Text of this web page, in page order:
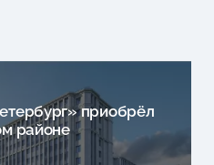
приобрёл
районе